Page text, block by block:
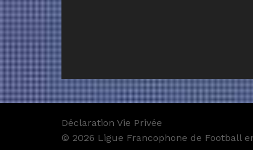
Déclaration Vie Privée
© 2026 Ligue Francophone de Football